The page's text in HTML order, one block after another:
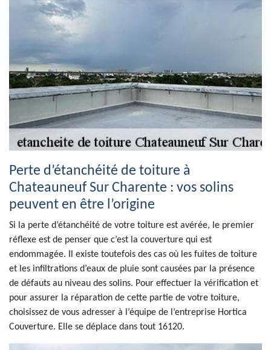
Perte d’étanchéité de toiture à
Chateauneuf Sur Charente : vos solins
peuvent en être l’origine
Si la perte d’étanchéité de votre toiture est avérée, le premier
réflexe est de penser que c’est la couverture qui est
endommagée. Il existe toutefois des cas où les fuites de toiture
et les infiltrations d’eaux de pluie sont causées par la présence
de défauts au niveau des solins. Pour effectuer la vérification et
pour assurer la réparation de cette partie de votre toiture,
choisissez de vous adresser à l’équipe de l’entreprise Hortica
Couverture. Elle se déplace dans tout 16120.